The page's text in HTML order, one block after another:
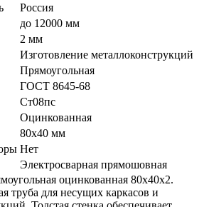
Россия
до 12000 мм
2 мм
Изготовление металлоконструкций
Прямоугольная
ГОСТ 8645-68
Ст08пс
Оцинкованная
80х40 мм
Нет
Электросварная прямошовная
оцинкованная 80х40х2.
труба для несущих каркасов и